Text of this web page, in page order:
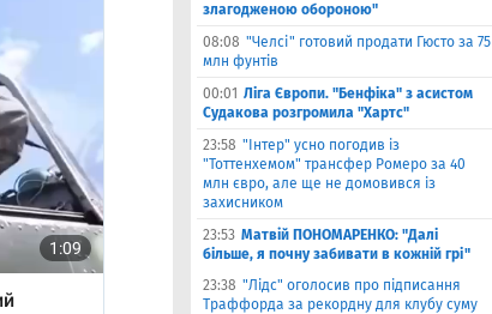
злагодженою обороною"
08:08 "Челсі" готовий продати Гюсто за 75
млн фунтів
00:01 Ліга Європи. "Бенфіка" з асистом
Судакова розгромила "Хартс"
23:58 "Інтер" усно погодив із
"Тоттенхемом" трансфер Ромеро за 40
млн євро, але ще не домовився із
захисником
23:53 Матвiй ПОНОМАРЕНКО: "Далі
більше, я почну забивати в кожній грі"
23:38 "Лідс" оголосив про підписання
Траффорда за рекордну для клубу суму